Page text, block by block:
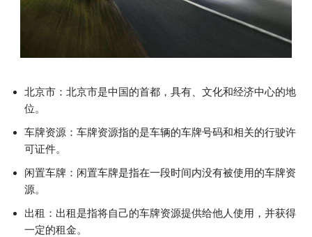
北京市：北京市是中国的首都，具有、文化和经济中心的地
位。
车牌资源：车牌资源指的是车辆的车牌号码和相关的行驶许
可证件。
闲置车牌：闲置车牌是指在一段时间内没有被使用的车牌资
源。
出租：出租是指将自己的车牌资源提供给他人使用，并获得
一定的租金。